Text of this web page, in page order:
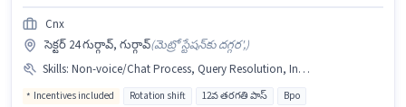
Cnx
సెక్టర్ 24 గుర్గావ్, గుర్గావ్(మెట్రో స్టేషన్‌కు దగ్గర',)
Skills: Non-voice/Chat Process, Query Resolution, International Calling, Laptop/Desktop, Internet Connection
Incentives included Rotation shift 12వ తరగతి పాస్ Bpo